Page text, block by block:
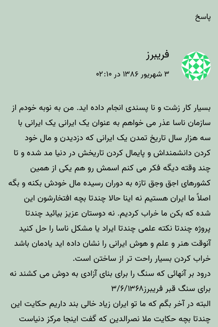
پاسخ
فریبرز
۳ شهریور ۱۳۸۶ در ۰۲:۱۰
بسیار کار زشت و نا پسندی انجام داده اید. من به نوبه خودم از
سازمان ناسا عذر می خواهم به عنوان یک ایرانی یک ایرانی با
سه هزار سال تاریخ تمدن یک ایرانی که دزدیدن و مال خود
کردن دانشمنداش و پایمال کردن تاریخش در دنیا مد شده و تا
چند وقته دیگه فکر می کنم اسمش رو هم یکی از همین
کشورهای اجق وجق تازه به دوران رسیده مال خودش بکنه و بگه
اصلاً ما ایران هستیم نه اینا حالا چندتا بچه افتخارشون این
شده که بکن ما خراب کردیم. نه دوستان عزیز بیائید چندتا
پروژه چندتا نکته علمی چندتا ایراد یا مشکل ناسا را حل کنید
آنوقت هنر و علم و هوش ایرانی را نشان داده اید یادمان باشد
خراب کردن بسیار راحت تر از ساختن است.
درود بر آنهائی که سنگ را برای بنای آزادی به دوش می کشند نه
برای سنگ قبر فریبرز۳/۶/۱۳۶۸
البته در آخر بگم که ما تو ایران زیاد خالی بند داریم حکایت این
چندتا بچه حکایت ملا نصرالدین که گفت اینجا مرکز دنیاست